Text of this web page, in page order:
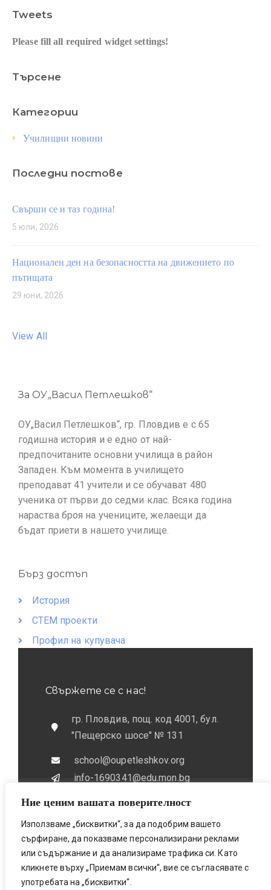
Ние ценим вашата поверителност
Използваме „бисквитки“, за да подобрим вашето
сърфиране, да показваме персонализирани реклами
или съдържание и да анализираме трафика си. Като
кликнете върху „Приемам всички“, вие се съгласявате с
употребата на „бисквитки“.
Tweets
Please fill all required widget settings!
Търсене
Категории
Училищни новини
Последни постове
Свърши се и таз година!
5 юли, 2026
Национален ден на безопасността на движението по
пътищата
29 юни, 2026
View All
За ОУ„Васил Петлешков“
ОУ„Васил Петлешков“, гр. Пловдив е с 65
годишна история и е едно от най-
предпочитаните основни училища в район
Западен. Към момента в училището
преподават 41 учители и се обучават 480
ученика от първи до седми клас. Всяка година
нараства броя на учениците, желаещи да
бъдат приети в нашето училище.
Бърз достъп
История
СТЕМ проекти
Профил на купувача
Свържете се с нас!
гр. Пловдив, пощ. код 4001, бул.
"Пещерско шосе" № 131
school@oupetleshkov.org
info-1690341@edu.mon.bg
032 / 643 673
0884 / 787772